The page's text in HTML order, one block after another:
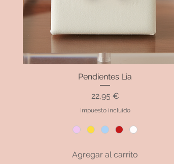
Vista rápida
Pendientes Lia
Precio
22,95 €
Impuesto incluido
Agregar al carrito